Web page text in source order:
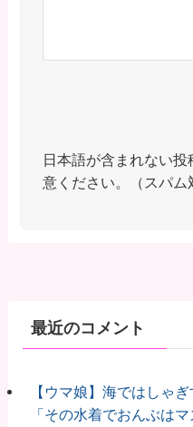
日本語が含まれない
意ください。（スパム
最近のコメント
【ウマ娘】海ではしゃ
「その水着でおんぶは